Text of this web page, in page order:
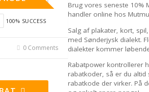
100% SUCCESS
0 Comments
Brug vores seneste 10%
handler online hos
Salg af plakater, kort,
med Sønderjysk dialekt.
dialekter kommer
Rabatpower kontrollerer
rabatkoder, så er du altid
rabatkode der virker. På